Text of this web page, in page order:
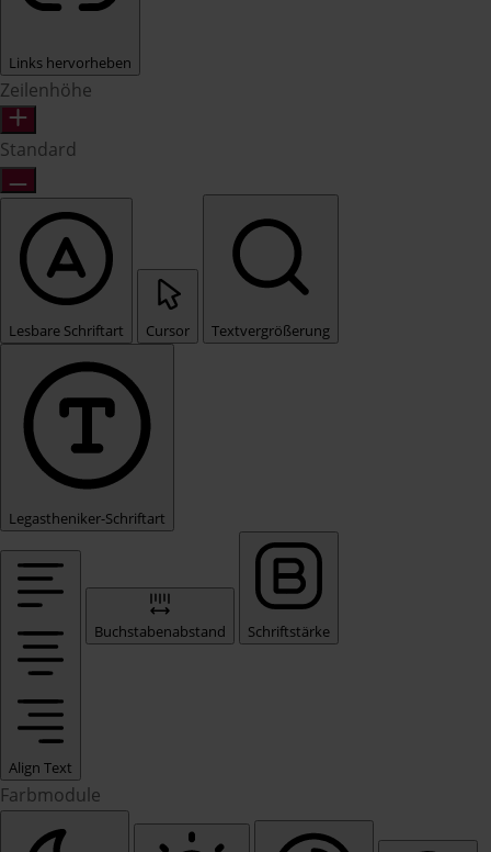
Links hervorheben
Zeilenhöhe
Standard
Lesbare Schriftart Cursor Textvergrößerung
Legastheniker-Schriftart
Align Text
Buchstabenabstand Schriftstärke
Farbmodule